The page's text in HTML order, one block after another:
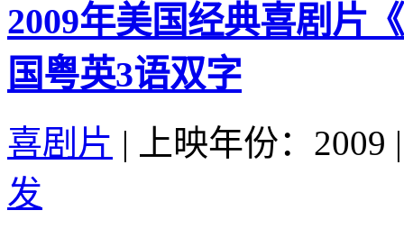
2009年美国经典喜剧片
国粤英3语双字
喜剧片 | 上映年份：2009 |
发